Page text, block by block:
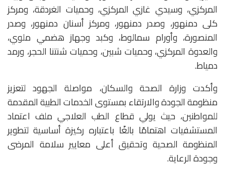
المركزي، وسيدي غازي المركزي، وحميات الغردقة، ومركز
كلى دمنهور، وصدر دمنهور، ومركز أسنان دمنهور، وصدر
المنصورة، وأورام سمالوط، وكبد وجهاز هضمي ملوي،
والعدوة المركزي، وحميات شبين، وحميات شنتنا الحجر، ورمد
دمياط.
وأكدت وزارة الصحة والسكان، مواصلة الجهود لتعزيز
منظومة الجودة والارتقاء بمستوى الخدمات الطبية المقدمة
للمواطنين، حيث يولي قطاع الطب العلاجي ملف اعتماد
المستشفيات اهتمامًا بالغًا باعتباره ركيزة أساسية لتطوير
المنظومة الصحية وتحقيق أعلى معايير سلامة المرضى
وجودة الرعاية.